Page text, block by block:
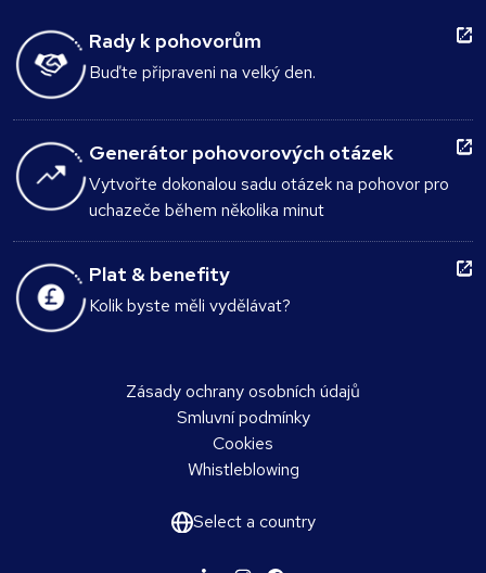
Rady k pohovorům
Buďte připraveni na velký den.
Generátor pohovorových otázek
Vytvořte dokonalou sadu otázek na pohovor pro
uchazeče během několika minut
Plat & benefity
Kolik byste měli vydělávat?
Zásady ochrany osobních údajů
Smluvní podmínky
Cookies
Whistleblowing
Select a country